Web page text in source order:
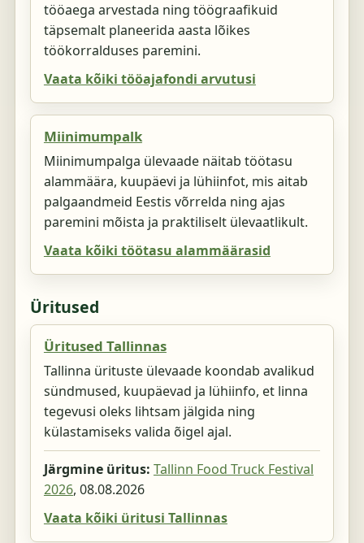
tööaega arvestada ning töögraafikuid
täpsemalt planeerida aasta lõikes
töökorralduses paremini.
Vaata kõiki tööajafondi arvutusi
Miinimumpalk
Miinimumpalga ülevaade näitab töötasu
alammäära, kuupäevi ja lühiinfot, mis aitab
palgaandmeid Eestis võrrelda ning ajas
paremini mõista ja praktiliselt ülevaatlikult.
Vaata kõiki töötasu alammäärasid
Üritused
Üritused Tallinnas
Tallinna ürituste ülevaade koondab avalikud
sündmused, kuupäevad ja lühiinfo, et linna
tegevusi oleks lihtsam jälgida ning
külastamiseks valida õigel ajal.
Järgmine üritus: Tallinn Food Truck Festival
2026, 08.08.2026
Vaata kõiki üritusi Tallinnas